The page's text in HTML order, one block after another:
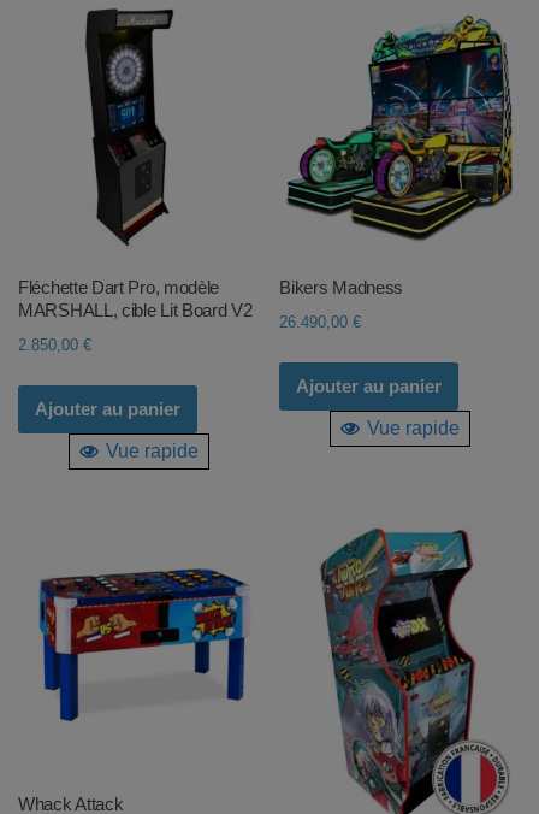
Fléchette Dart Pro, modèle
MARSHALL, cible Lit Board V2
2.850,00 €
Ajouter au panier
Vue rapide
Bikers Madness
26.490,00€
Ajouter au panier
Vue rapide
Whack Attack